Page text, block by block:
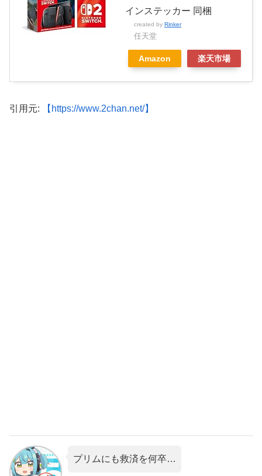
インステッカー 同梱
created by Rinker
任天堂
Amazon 楽天市場
引用元: 【https://www.2chan.net/】
プリムにも救済を何卒…